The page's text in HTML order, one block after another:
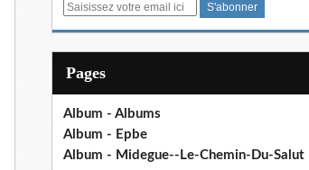
E
Pages
Album - Albums
Album - Epbe
Album - Midegue--Le-Chemin-Du-Salut